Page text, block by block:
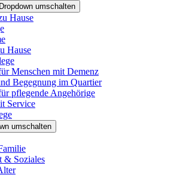
Dropdown umschalten
Hause
Hause
Menschen mit Demenz
Begegnung im Quartier
pflegende Angehörige
Service
umschalten
& Soziales